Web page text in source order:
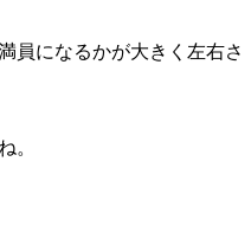
員になるかが大きく左右さ
。